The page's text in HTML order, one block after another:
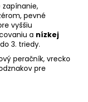
pevné
vyššiu
a nízkej
3. triedy.
peračník, vrecko
pre